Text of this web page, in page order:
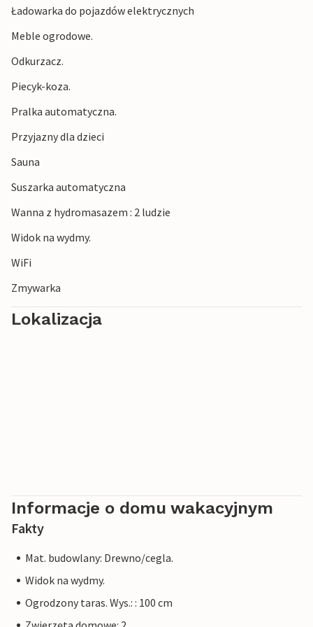
Ładowarka do pojazdów elektrycznych
Meble ogrodowe.
Odkurzacz.
Piecyk-koza.
Pralka automatyczna.
Przyjazny dla dzieci
Sauna
Suszarka automatyczna
Wanna z hydromasazem : 2 ludzie
Widok na wydmy.
WiFi
Zmywarka
Lokalizacja
Informacje o domu wakacyjnym
Fakty
Mat. budowlany: Drewno/cegla.
Widok na wydmy.
Ogrodzony taras. Wys.: : 100 cm